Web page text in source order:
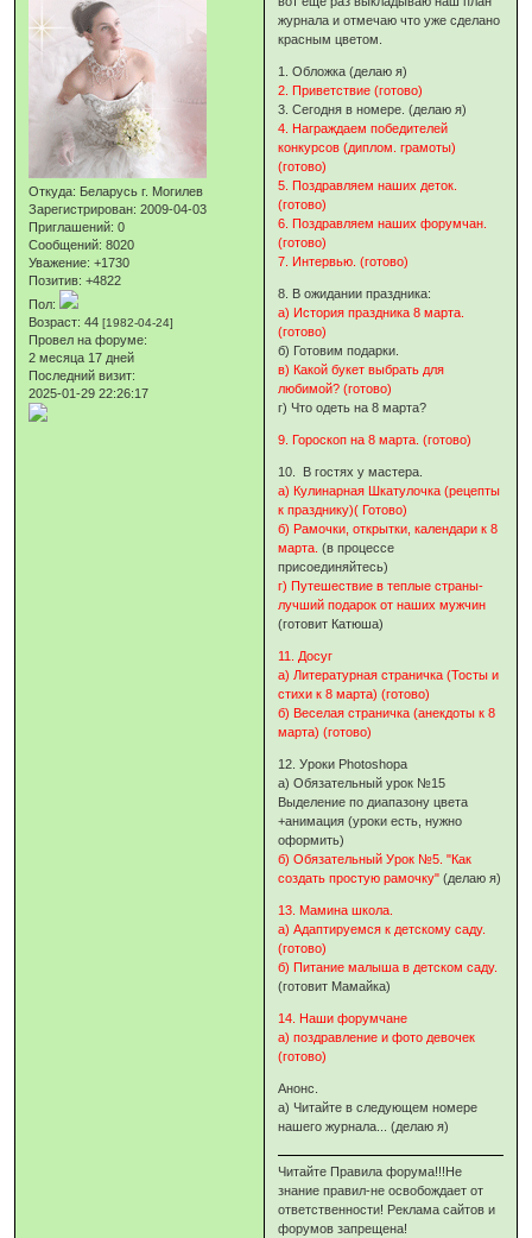
Откуда: Беларусь г. Могилев
Зарегистрирован: 2009-04-03
Приглашений: 0
Сообщений: 8020
Уважение: +1730
Позитив: +4822
Пол:
Возраст: 44[1982-04-24]
Провел на форуме:
2 месяца 17 дней
Последний визит:
2025-01-29 22:26:17
журнала и отмечаю что уже сделано
красным цветом.
1. Обложка (делаю я)
2. Приветствие (готово)
3. Сегодня в номере. (делаю я)
4. Награждаем победителей
конкурсов (диплом. грамоты)
(готово)
5. Поздравляем наших деток.
(готово)
6. Поздравляем наших форумчан.
(готово)
7. Интервью. (готово)
8. В ожидании праздника:
а) История праздника 8 марта.
(готово)
б) Готовим подарки.
в) Какой букет выбрать для
любимой? (готово)
г) Что одеть на 8 марта?
9. Гороскоп на 8 марта. (готово)
10. В гостях у мастера.
а) Кулинарная Шкатулочка (рецепты
к празднику)( Готово)
б) Рамочки, открытки, календари к 8
марта. (в процессе
присоединяйтесь)
г) Путешествие в теплые страны-
лучший подарок от наших мужчин
(готовит Катюша)
11. Досуг
а) Литературная страничка (Тосты и
стихи к 8 марта) (готово)
б) Веселая страничка (анекдоты к 8
марта) (готово)
12. Уроки Photoshopa
а) Обязательный урок №15
Выделение по диапазону цвета
+анимация (уроки есть, нужно
оформить)
б) Обязательный Урок №5. "Как
создать простую рамочку" (делаю я)
13. Мамина школа.
а) Адаптируемся к детскому саду.
(готово)
б) Питание малыша в детском саду.
(готовит Мамайка)
14. Наши форумчане
а) поздравление и фото девочек
(готово)
Анонс.
а) Читайте в следующем номере
нашего журнала... (делаю я)
Читайте Правила форума!!!Не
знание правил-не освобождает от
ответственности! Реклама сайтов и
форумов запрещена!